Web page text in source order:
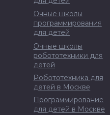
Очные школы
программирования
для детей
Очные школы
робототехники для
детей
Робототехника для
детей в Москве
Программирование
для детей в Москве